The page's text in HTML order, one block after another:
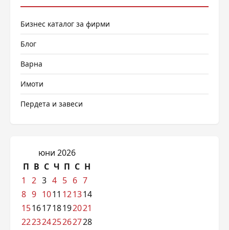
Бизнес каталог за фирми
Блог
Варна
Имоти
Пердета и завеси
юни 2026
П В С Ч П С Н
1
2 3 4 5 6 7
8 9 1011 121314
15161718192021
22232425262728